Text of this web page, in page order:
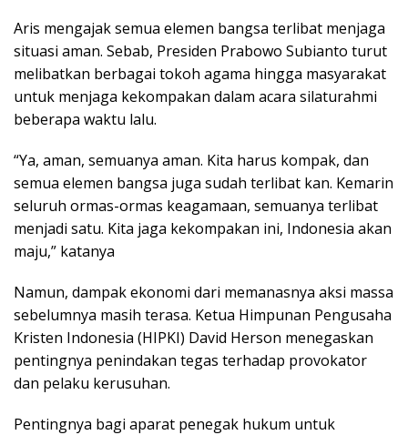
Aris mengajak semua elemen bangsa terlibat menjaga
situasi aman. Sebab, Presiden Prabowo Subianto turut
melibatkan berbagai tokoh agama hingga masyarakat
untuk menjaga kekompakan dalam acara silaturahmi
beberapa waktu lalu.
“Ya, aman, semuanya aman. Kita harus kompak, dan
semua elemen bangsa juga sudah terlibat kan. Kemarin
seluruh ormas-ormas keagamaan, semuanya terlibat
menjadi satu. Kita jaga kekompakan ini, Indonesia akan
maju,” katanya
Namun, dampak ekonomi dari memanasnya aksi massa
sebelumnya masih terasa. Ketua Himpunan Pengusaha
Kristen Indonesia (HIPKI) David Herson menegaskan
pentingnya penindakan tegas terhadap provokator
dan pelaku kerusuhan.
Pentingnya bagi aparat penegak hukum untuk